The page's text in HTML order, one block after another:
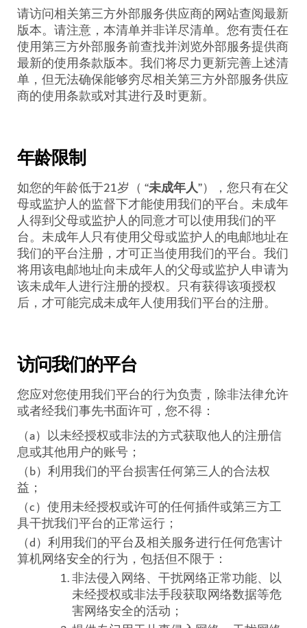
请访问相关第三方外部服务供应商的网站查阅最新
版本。请注意，本清单并非详尽清单。您有责任在
使用第三方外部服务前查找并浏览外部服务提供商
最新的使用条款版本。我们将尽力更新完善上述清
单，但无法确保能够穷尽相关第三方外部服务供应
商的使用条款或对其进行及时更新。
年龄限制
如您的年龄低于21岁（ “未成年人”），您只有在父
母或监护人的监督下才能使用我们的平台。未成年
人得到父母或监护人的同意才可以使用我们的平
台。未成年人只有使用父母或监护人的电邮地址在
我们的平台注册，才可正当使用我们的平台。我们
将用该电邮地址向未成年人的父母或监护人申请为
该未成年人进行注册的授权。只有获得该项授权
后，才可能完成未成年人使用我们平台的注册。
访问我们的平台
您应对您使用我们平台的行为负责，除非法律允许
或者经我们事先书面许可，您不得：
（a）以未经授权或非法的方式获取他人的注册信
息或其他用户的账号；
（b）利用我们的平台损害任何第三人的合法权
益；
（c）使用未经授权或许可的任何插件或第三方工
具干扰我们平台的正常运行；
（d）利用我们的平台及相关服务进行任何危害计
算机网络安全的行为，包括但不限于：
非法侵入网络、干扰网络正常功能、以
未经授权或非法手段获取网络数据等危
害网络安全的活动；